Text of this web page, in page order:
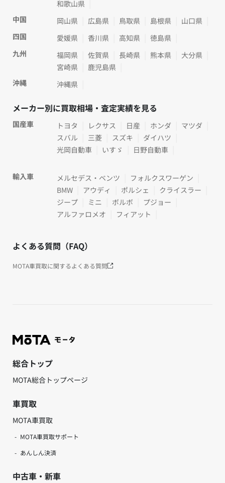
和歌山県
中国
岡山県 広島県 鳥取県 島根県
山口県
四国
愛媛県 香川県 高知県
徳島県
九州
福岡県 佐賀県 長崎県 熊本県
大分県
宮崎県
鹿児島県
沖縄
沖縄県
メーカー別に買取相場・査定実績を見る
国産車 トヨタ レクサス 日産 ホンダ
マツダ
スバル
三菱 スズキ
ダイハツ
光岡自動車
いすゞ 日野自動車
輸入車 メルセデス・ベンツ
フォルクスワーゲン
BMW
アウディ ポルシェ
クライスラー
ジープ
ミニ ボルボ
プジョー
アルファロメオ
フィアット
よくある質問（FAQ）
MOTA車買取に関するよくある質問
総合トップ
MOTA総合トップページ
車買取
MOTA車買取
MOTA車買取サポート
あんしん決済
中古車・新車